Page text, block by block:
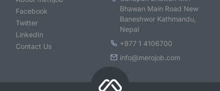
Facebook
Twitter
LinkedIn
Contact Us
Bhawan Main Road New
Baneshwor Kathmandu,
Nepal
+977 1 4106700
info@merojob.com